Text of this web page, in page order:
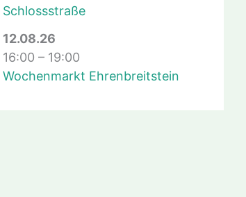
Schlossstraße
12.08.26
16:00 – 19:00
Wochenmarkt Ehrenbreitstein